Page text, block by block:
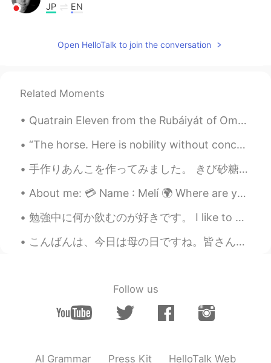
JP EN
Open HelloTalk to join the conversation
Related Moments
Quatrain Eleven from the Rubáiyát of Omar Khayyám. Translated by Edward FitzGerald. Here with a ...
“The horse. Here is nobility without conceit, friendship without envy, beauty without vanity. A w...
手作りあんこを作ってみました。 きび砂糖を普通に使われているけど、黒糖が好きだからそれを利用しました。砂糖の普通の量より半分ぐらいにしました。炊飯器を使えば第一ステージは9０分ぐらいかかって、ス...
About me: 💳 Name : Melí 🌍 Where are you from? : USA 🇺🇸 📈 Height : 153cm (5ft) 👁️ Eye color : B...
勉強中に何か飲むのが好きです。 I like to have something to drink while studying. 今夜は、マンゴージュースを飲みます。 Tonight, I’...
こんばんは、今日は母の日ですね。皆さん、お母さんに何かプレゼント🎁をしましたか？私は母にお花💐をあげました。話は変わりますが、最近仕事はとても忙しくて、疲れています。久しぶりに10時間を寝て、元...
Follow us
AI Grammar Press Kit HelloTalk Web